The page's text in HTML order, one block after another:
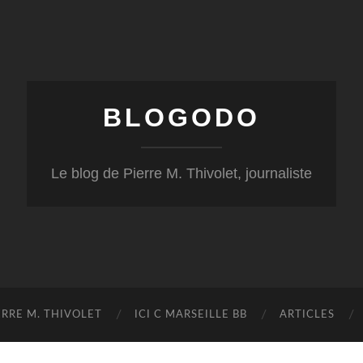
BLOGODO
Le blog de Pierre M. Thivolet, journaliste
M. THIVOLET ICI C MARSEILLE BB ARTICLES